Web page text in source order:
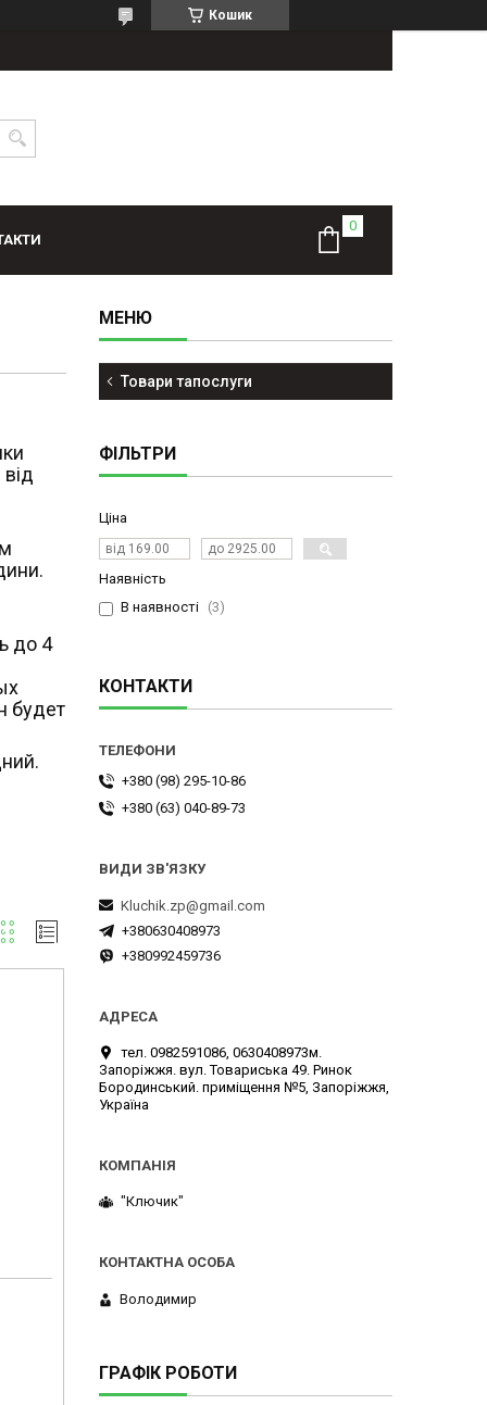
Кошик
до 4
будет
Товари тапослуги
ФІЛЬТРИ
Ціна
Наявність
В наявності
3
КОНТАКТИ
+380 (98) 295-10-86
+380 (63) 040-89-73
Kluchik.zp@gmail.com
+380630408973
+380992459736
тел. 0982591086, 0630408973м.
Запоріжжя. вул. Товариська 49. Ринок
Бородинський. приміщення №5, Запоріжжя,
Україна
"Ключик"
Володимир
ГРАФІК РОБОТИ